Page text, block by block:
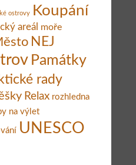
ostrovy Koupání
areál moře
NEJ
Památky
rady
Relax rozhledna
na výlet
UNESCO